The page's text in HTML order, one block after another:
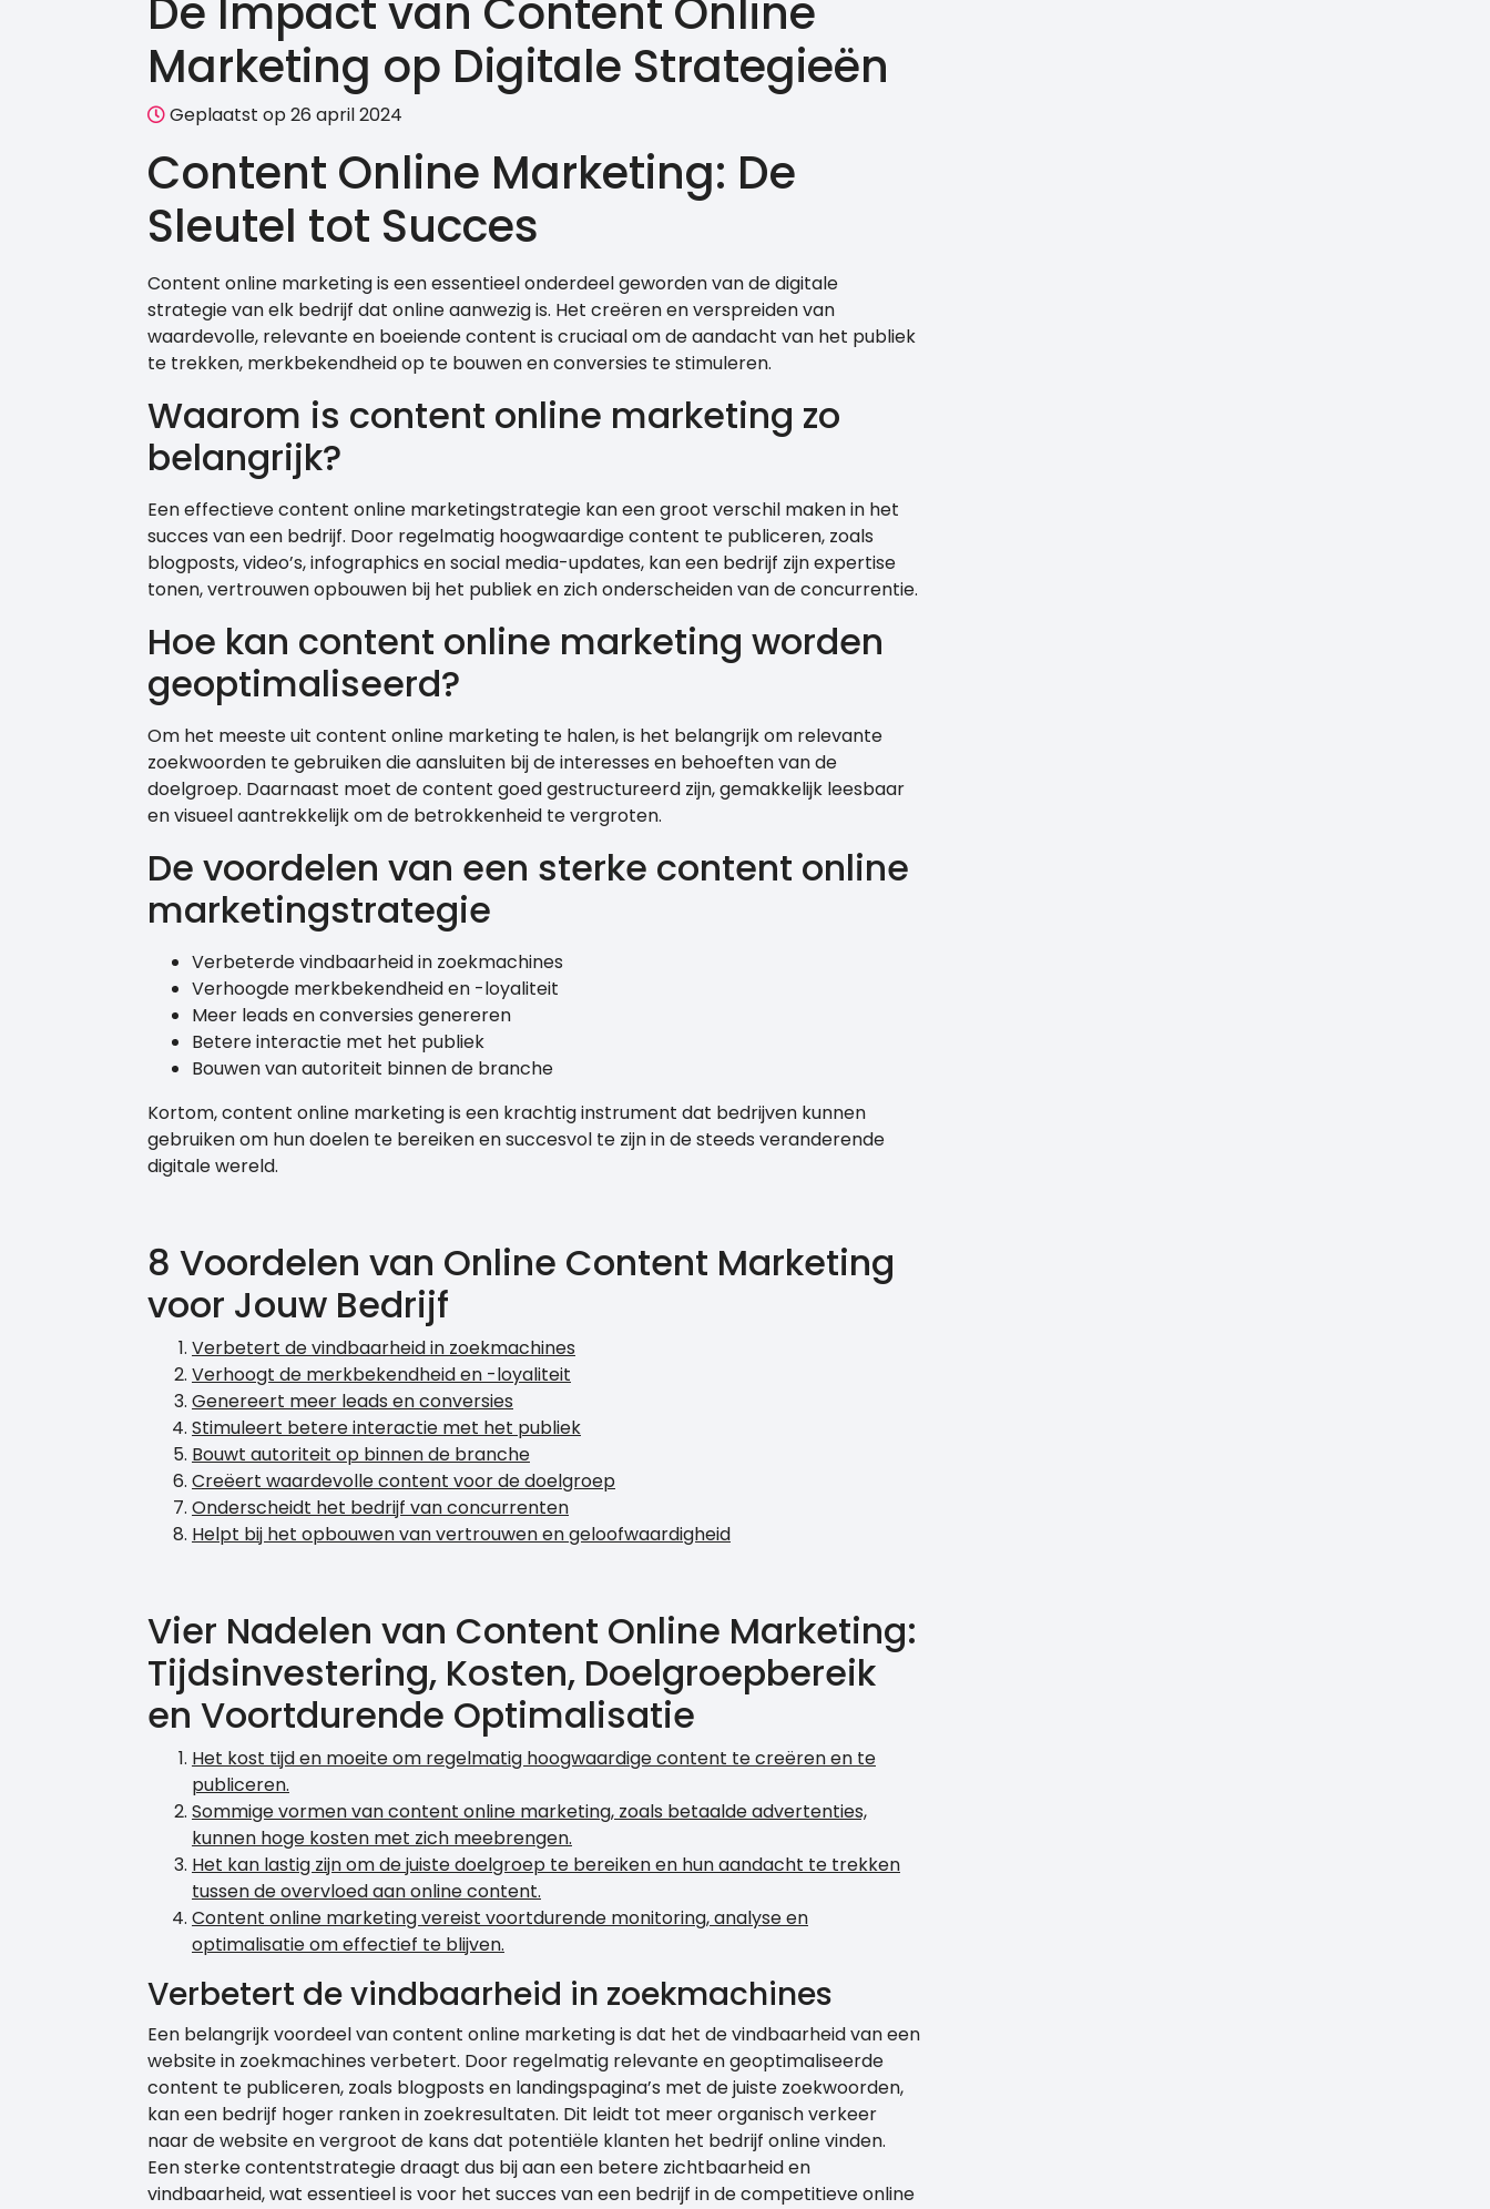
De Impact van Content Online
Marketing op Digitale Strategieën
Geplaatst op 26 april 2024
Content Online Marketing: De
Sleutel tot Succes
Content online marketing is een essentieel onderdeel geworden van de digitale
strategie van elk bedrijf dat online aanwezig is. Het creëren en verspreiden van
waardevolle, relevante en boeiende content is cruciaal om de aandacht van het publiek
te trekken, merkbekendheid op te bouwen en conversies te stimuleren.
Waarom is content online marketing zo
belangrijk?
Een effectieve content online marketingstrategie kan een groot verschil maken in het
succes van een bedrijf. Door regelmatig hoogwaardige content te publiceren, zoals
blogposts, video’s, infographics en social media-updates, kan een bedrijf zijn expertise
tonen, vertrouwen opbouwen bij het publiek en zich onderscheiden van de concurrentie.
Hoe kan content online marketing worden
geoptimaliseerd?
Om het meeste uit content online marketing te halen, is het belangrijk om relevante
zoekwoorden te gebruiken die aansluiten bij de interesses en behoeften van de
doelgroep. Daarnaast moet de content goed gestructureerd zijn, gemakkelijk leesbaar
en visueel aantrekkelijk om de betrokkenheid te vergroten.
De voordelen van een sterke content online
marketingstrategie
Verbeterde vindbaarheid in zoekmachines
Verhoogde merkbekendheid en -loyaliteit
Meer leads en conversies genereren
Betere interactie met het publiek
Bouwen van autoriteit binnen de branche
Kortom, content online marketing is een krachtig instrument dat bedrijven kunnen
gebruiken om hun doelen te bereiken en succesvol te zijn in de steeds veranderende
digitale wereld.
8 Voordelen van Online Content Marketing
voor Jouw Bedrijf
Verbetert de vindbaarheid in zoekmachines
Verhoogt de merkbekendheid en -loyaliteit
Genereert meer leads en conversies
Stimuleert betere interactie met het publiek
Bouwt autoriteit op binnen de branche
Creëert waardevolle content voor de doelgroep
Onderscheidt het bedrijf van concurrenten
Helpt bij het opbouwen van vertrouwen en geloofwaardigheid
Vier Nadelen van Content Online Marketing:
Tijdsinvestering, Kosten, Doelgroepbereik
en Voortdurende Optimalisatie
Het kost tijd en moeite om regelmatig hoogwaardige content te creëren en te
publiceren.
Sommige vormen van content online marketing, zoals betaalde advertenties,
kunnen hoge kosten met zich meebrengen.
Het kan lastig zijn om de juiste doelgroep te bereiken en hun aandacht te trekken
tussen de overvloed aan online content.
Content online marketing vereist voortdurende monitoring, analyse en
optimalisatie om effectief te blijven.
Verbetert de vindbaarheid in zoekmachines
Een belangrijk voordeel van content online marketing is dat het de vindbaarheid van een
website in zoekmachines verbetert. Door regelmatig relevante en geoptimaliseerde
content te publiceren, zoals blogposts en landingspagina’s met de juiste zoekwoorden,
kan een bedrijf hoger ranken in zoekresultaten. Dit leidt tot meer organisch verkeer
naar de website en vergroot de kans dat potentiële klanten het bedrijf online vinden.
Een sterke contentstrategie draagt dus bij aan een betere zichtbaarheid en
vindbaarheid, wat essentieel is voor het succes van een bedrijf in de competitieve online